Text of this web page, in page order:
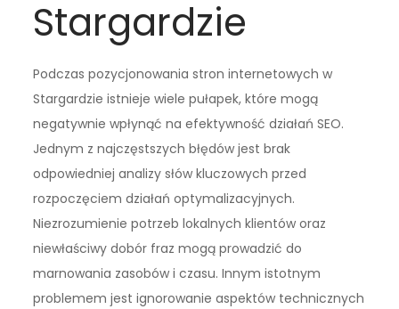
Stargardzie
Podczas pozycjonowania stron internetowych w
Stargardzie istnieje wiele pułapek, które mogą
negatywnie wpłynąć na efektywność działań SEO.
Jednym z najczęstszych błędów jest brak
odpowiedniej analizy słów kluczowych przed
rozpoczęciem działań optymalizacyjnych.
Niezrozumienie potrzeb lokalnych klientów oraz
niewłaściwy dobór fraz mogą prowadzić do
marnowania zasobów i czasu. Innym istotnym
problemem jest ignorowanie aspektów technicznych